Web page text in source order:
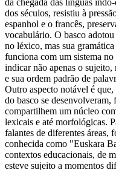
da chegada das línguas
dos séculos, resistiu à
espanhol e o francês,
vocabulário. O basco
no léxico, mas sua
funciona com um sistema
indicar não apenas o
e sua ordem padrão de
Outro aspecto notável é
do basco se
compartilhem um núcleo
lexicais e até morfológicas.
falantes de diferentes áreas,
conhecida como "Euskara
contextos educacionais, de
esteve sujeito a momentos